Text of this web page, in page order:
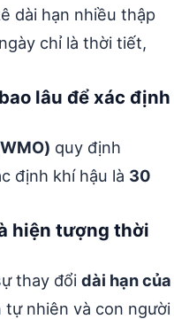
dài hạn nhiều thập
chỉ là thời tiết,
lâu để xác định
quy định
định khí hậu là 30
hiện tượng thời
thay đổi dài hạn của
tự nhiên và con người